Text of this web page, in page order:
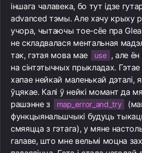
іншага чалавека, бо тут ідзе
advanced тэмы. Але хачу крыху
учора, чытаючы тое-сёе пра
не складвалася ментальная
так, гэтая мова мае
use , але ён
на сінтэтычных прыкладах.
хапае нейкай маленькай дэталі,
ўцякае. Калі ў нейкі момант да
рашэнне з
map_error_and_try
функцыянальшчыкі будуць
смяяцца з гэтага), у мяне
галаве, што мне вельмі моцна